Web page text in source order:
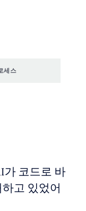
세스
가 코드로 바
고 있었어